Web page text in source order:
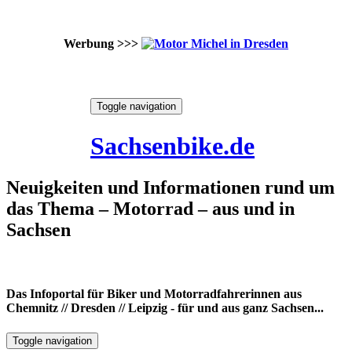
Werbung >>>
Toggle navigation
Sachsenbike.de
Neuigkeiten und Informationen rund um
das Thema – Motorrad – aus und in
Sachsen
Das Infoportal für Biker und Motorradfahrerinnen aus
Chemnitz // Dresden // Leipzig - für und aus ganz Sachsen...
Toggle navigation